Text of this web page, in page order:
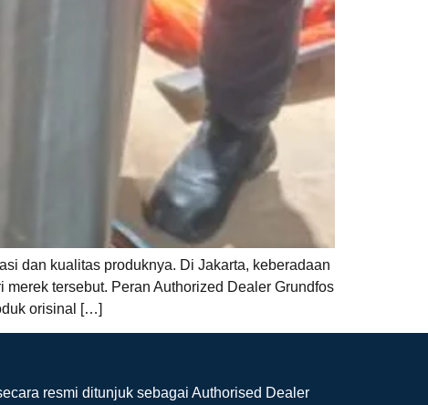
dan kualitas produknya. Di Jakarta, keberadaan
tersebut. Peran Authorized Dealer Grundfos
orisinal […]
resmi ditunjuk sebagai Authorised Dealer